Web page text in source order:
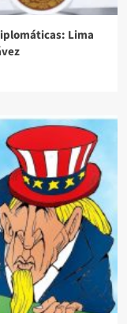
Lima